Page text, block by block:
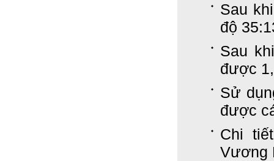
Sau
độ
Sau
được
Sử
được
Chi
Vương